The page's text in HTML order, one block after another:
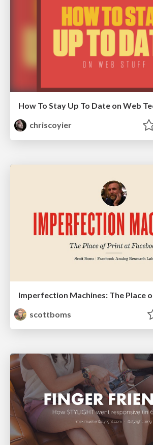
How To Stay Up To Date on Web
chriscoyier
scottboms